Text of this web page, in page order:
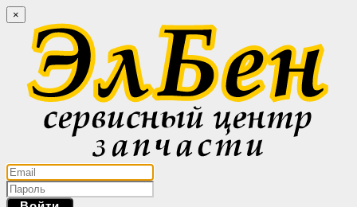
×